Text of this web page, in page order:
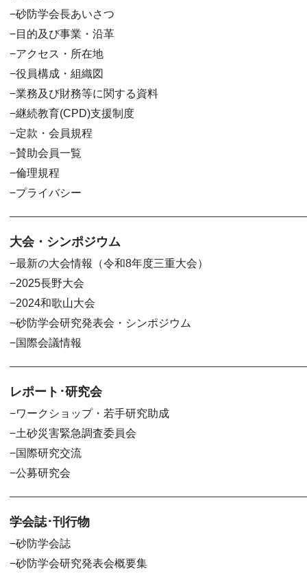
砂防学会長あいさつ
目的及び事業・沿革
アクセス・所在地
役員構成・組織図
業務及び財務等に関する資料
継続教育(CPD)支援制度
定款・会員規程
賛助会員一覧
倫理規程
プライバシー
大会・シンポジウム
最新の大会情報（令和8年度三重大会）
2025長野大会
2024和歌山大会
砂防学会研究発表会・シンポジウム
国際会議情報
レポート･研究会
ワークショップ・若手研究助成
土砂災害緊急調査委員会
国際研究交流
公募研究会
学会誌･刊行物
砂防学会誌
砂防学会研究発表会概要集